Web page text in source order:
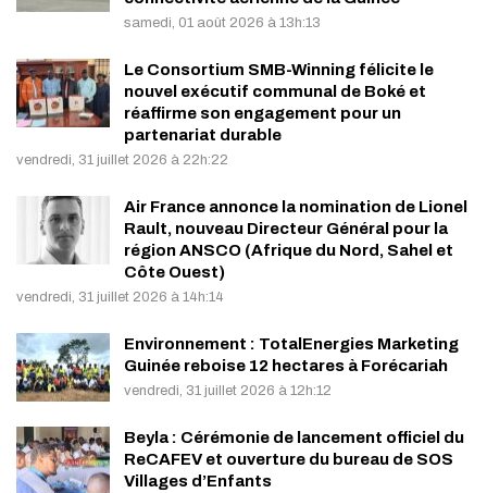
samedi, 01 août 2026 à 13h:13
Le Consortium SMB-Winning félicite le
nouvel exécutif communal de Boké et
réaffirme son engagement pour un
partenariat durable
vendredi, 31 juillet 2026 à 22h:22
Air France annonce la nomination de Lionel
Rault, nouveau Directeur Général pour la
région ANSCO (Afrique du Nord, Sahel et
Côte Ouest)
vendredi, 31 juillet 2026 à 14h:14
Environnement : TotalEnergies Marketing
Guinée reboise 12 hectares à Forécariah
vendredi, 31 juillet 2026 à 12h:12
Beyla : Cérémonie de lancement officiel du
ReCAFEV et ouverture du bureau de SOS
Villages d’Enfants